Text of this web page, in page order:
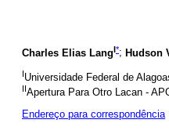
Charles Elias LangI*; Hudson
IUniversidade Federal de
IIApertura Para Otro Lacan -
Endereço para correspondência